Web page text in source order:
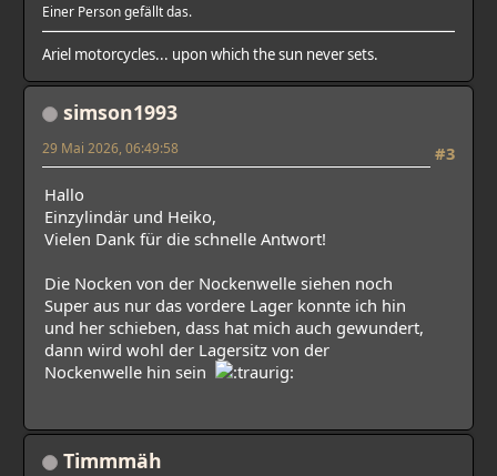
Einer Person gefällt das.
Ariel motorcycles... upon which the sun never sets.
simson1993
#3
29 Mai 2026, 06:49:58
Hallo
Einzylindär und Heiko,
Vielen Dank für die schnelle Antwort!
Die Nocken von der Nockenwelle siehen noch
Super aus nur das vordere Lager konnte ich hin
und her schieben, dass hat mich auch gewundert,
dann wird wohl der Lagersitz von der
Nockenwelle hin sein
Timmmäh